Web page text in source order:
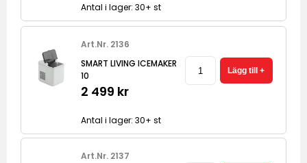
Antal i lager: 30+ st
Art.Nr. 2136
SMART LIVING ICEMAKER
10
2 499 kr
Antal i lager: 30+ st
Art.Nr. 2137